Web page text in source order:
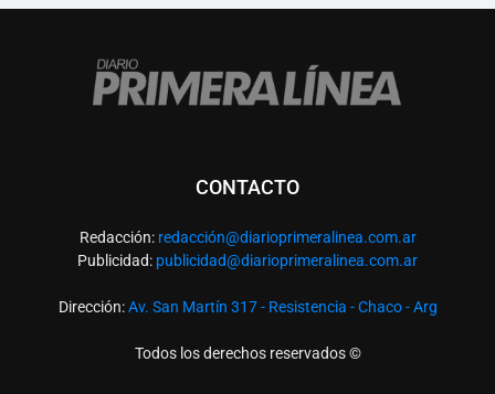
CONTACTO
Redacción: redacción@diarioprimeralinea.com.ar
Publicidad: publicidad@diarioprimeralinea.com.ar
Dirección:Av. San Martín 317 - Resistencia - Chaco - Arg
Todos los derechos reservados ©